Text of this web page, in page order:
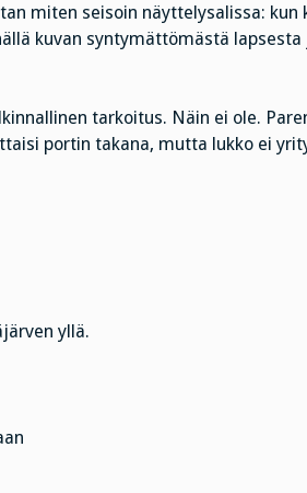
miten seisoin näyttelysalissa: kun
kuvan syntymättömästä lapsesta
tarkoitus. Näin ei ole.
portin takana, mutta lukko ei
yllä.